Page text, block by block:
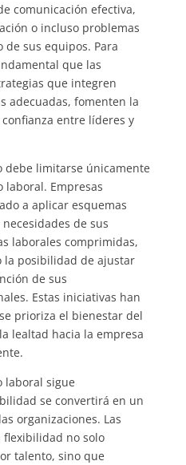
comunicación efectiva,
o incluso problemas
sus equipos. Para
que las
que integren
adecuadas, fomenten la
entre líderes y
debe limitarse únicamente
laboral. Empresas
a aplicar esquemas
de sus
laborales comprimidas,
la posibilidad de ajustar
de sus
Estas iniciativas han
prioriza el bienestar del
lealtad hacia la empresa
laboral sigue
se convertirá en un
organizaciones. Las
flexibilidad no solo
talento, sino que